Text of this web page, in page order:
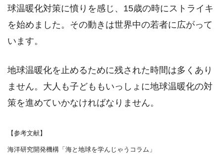
球温暖化対策に憤りを感じ、15歳の時にストライキ
を始めました。その動きは世界中の若者に広がって
います。
地球温暖化を止めるために残された時間は多くあり
ません。大人も子どももいっしょに地球温暖化の対
策を進めていかなければなりません。
【参考文献】
海洋研究開発機構「海と地球を学んじゃうコラム」